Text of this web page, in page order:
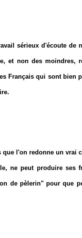
sérieux d'écoute de
et non des moindres,
Français qui sont bien
que l'on redonne un vrai
ne peut produire ses
de pèlerin" pour que